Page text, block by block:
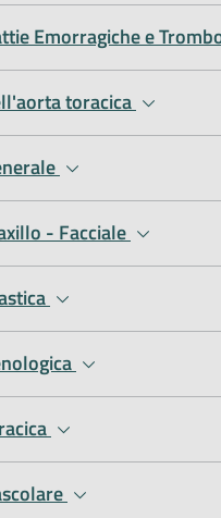
Emorragiche e
toracica
- Facciale